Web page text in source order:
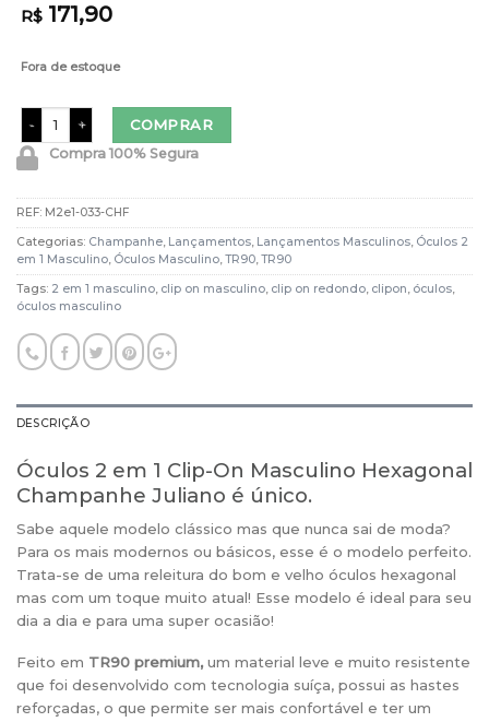
R$ 171,90
Fora de estoque
Óculos 2 em 1 Clip-On Masculino Hexagonal Champanhe Juliano
COMPRAR
Compra 100% Segura
REF: M2e1-033-CHF
Categorias: Champanhe, Lançamentos, Lançamentos Masculinos, Óculos 2
em 1 Masculino, Óculos Masculino,TR90,TR90
Tags: 2 em 1 masculino, clip on masculino, clip on redondo, clipon, óculos,
óculos masculino
DESCRIÇÃO
Óculos 2 em 1 Clip-On Masculino Hexagonal
Champanhe Juliano é único.
Sabe aquele modelo clássico mas que nunca sai de moda?
Para os mais modernos ou básicos, esse é o modelo perfeito.
Trata-se de uma releitura do bom e velho óculos hexagonal
mas com um toque muito atual! Esse modelo é ideal para seu
dia a dia e para uma super ocasião!
Feito em TR90 premium,um material leve e muito resistente
que foi desenvolvido com tecnologia suíça, possui as hastes
reforçadas, o que permite ser mais confortável e ter um